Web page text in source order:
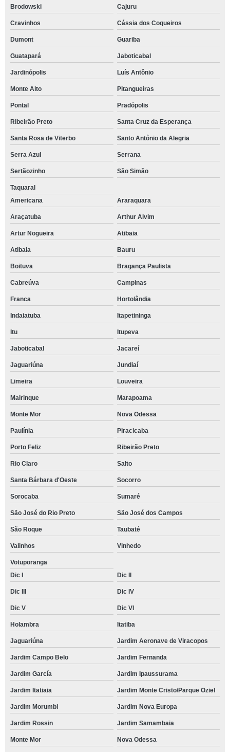
Brodowski Cajuru
Cravinhos Cássia dos Coqueiros
Dumont Guariba
Guatapará Jaboticabal
Jardinópolis Luís Antônio
Monte Alto Pitangueiras
Pontal Pradópolis
Ribeirão Preto Santa Cruz da Esperança
Santa Rosa de Viterbo Santo Antônio da Alegria
Serra Azul Serrana
Sertãozinho São Simão
Taquaral
Americana
Araraquara
Araçatuba Arthur Alvim
Artur Nogueira Atibaia
Atibaia Bauru
Boituva Bragança Paulista
Cabreúva Campinas
Franca Hortolândia
Indaiatuba Itapetininga
Itu Itupeva
Jaboticabal Jacareí
Jaguariúna Jundiaí
Limeira Louveira
Mairinque Marapoama
Monte Mor Nova Odessa
Paulínia Piracicaba
Porto Feliz Ribeirão Preto
Rio Claro Salto
Santa Bárbara d'Oeste Socorro
Sorocaba Sumaré
São José do Rio Preto São José dos Campos
São Roque Taubaté
Valinhos Vinhedo
Votuporanga
Dic I
Dic II
Dic III Dic IV
Dic V Dic VI
Holambra Itatiba
Jaguariúna Jardim Aeronave de Viracopos
Jardim Campo Belo Jardim Fernanda
Jardim García Jardim Ipaussurama
Jardim Itatiaia Jardim Monte Cristo/Parque Oziel
Jardim Morumbi Jardim Nova Europa
Jardim Rossin Jardim Samambaia
Monte Mor Nova Odessa